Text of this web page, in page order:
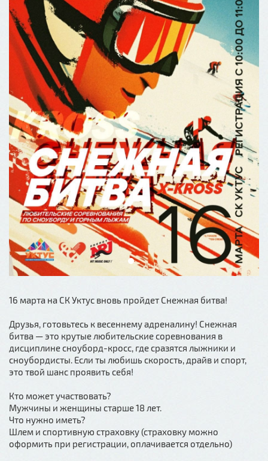
16 марта на СК Уктус вновь пройдет Снежная битва!
Друзья, готовьтесь к весеннему адреналину! Снежная
битва — это крутые любительские соревнования в
дисциплине сноуборд-кросс, где сразятся лыжники и
сноубордисты. Если ты любишь скорость, драйв и спорт,
это твой шанс проявить себя!
Кто может участвовать?
Мужчины и женщины старше 18 лет.
Что нужно иметь?
Шлем и спортивную страховку (страховку можно
оформить при регистрации, оплачивается отдельно)